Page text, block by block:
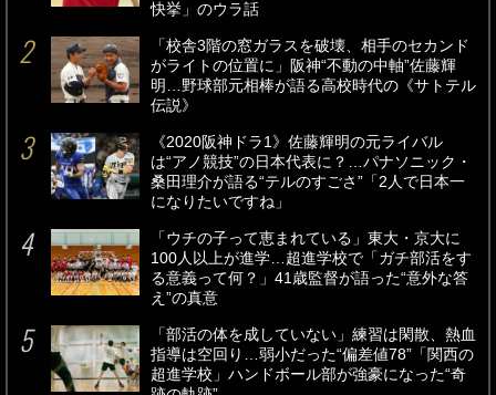
快挙」のウラ話
「校舎3階の窓ガラスを破壊、相手のセカンド
がライトの位置に」阪神“不動の中軸”佐藤輝
明…野球部元相棒が語る高校時代の《サトテル
伝説》
《2020阪神ドラ1》佐藤輝明の元ライバル
は“アノ競技”の日本代表に？…パナソニック・
桑田理介が語る“テルのすごさ”「2人で日本一
になりたいですね」
「ウチの子って恵まれている」東大・京大に
100人以上が進学…超進学校で「ガチ部活をす
る意義って何？」41歳監督が語った“意外な答
え”の真意
「部活の体を成していない」練習は閑散、熱血
指導は空回り…弱小だった“偏差値78”「関西の
超進学校」ハンドボール部が強豪になった“奇